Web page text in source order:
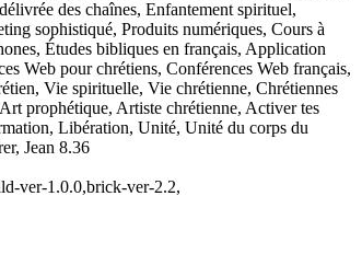
des chaînes, Enfantement spirituel,
sophistiqué, Produits numériques, Cours à
Études bibliques en français, Application
Web pour chrétiens, Conférences Web français,
Vie spirituelle, Vie chrétienne, Chrétiennes
prophétique, Artiste chrétienne, Activer tes
Libération, Unité, Unité du corps du
Jean 8.36
ver-1.0.0,brick-ver-2.2,